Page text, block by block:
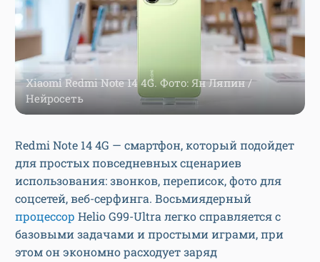
Xiaomi Redmi Note 14 4G. Фото: Ян Ляпин /
Нейросеть
Redmi Note 14 4G — смартфон, который подойдет
для простых повседневных сценариев
использования: звонков, переписок, фото для
соцсетей, веб-серфинга. Восьмиядерный
процессор Helio G99-Ultra легко справляется с
базовыми задачами и простыми играми, при
этом он экономно расходует заряд